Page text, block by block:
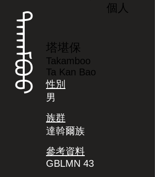
ᡨᠠᡴᠠᠮᠪᠣᠣ
個人
塔堪保
Takamboo
Ta Kan Bao
性別
男
族群
達斡爾族
參考資料
GBLMN 43